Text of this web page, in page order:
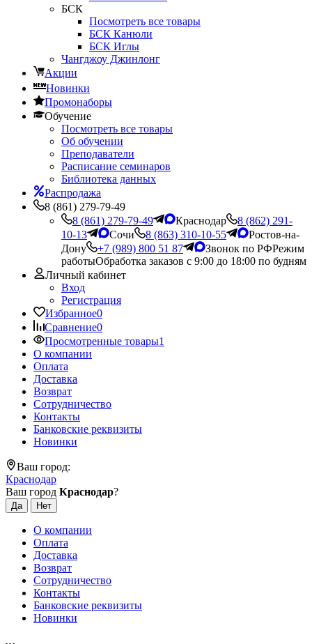
БСК
Посмотреть все товары
БСК Канюли
БСК Иглы
Чангджоу Джинлонг
Акции
Новинки
Промонаборы
Обучение
Посмотреть все товары
Об обучении
Преподаватели
Расписание семинаров
Библиотека данных
Распродажа
8 (861) 279-79-49
8 (861) 279-79-49
Краснодар
8 (862) 291-
10-13
Сочи 8 (863) 310-10-55
Ростов-на-
Дону
+7 (989) 800 51 87 Звонок по РФРежим
работыОбработка заказов с 9:00 до 18:00 по будням
Личный кабинет
Вход
Регистрация
Избранное0
Сравнение0
Просмотренные товары1
О компании
Оплата
Доставка
Возврат
Сотрудничество
Контакты
Банковские реквизиты
Новинки
Ваш город:
Краснодар
Ваш город Краснодар?
О компании
Оплата
Доставка
Возврат
Сотрудничество
Контакты
Банковские реквизиты
Новинки